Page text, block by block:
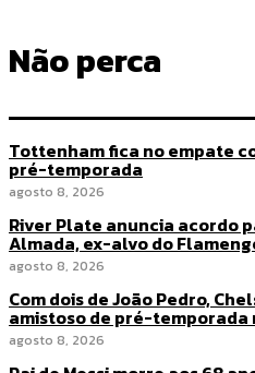
Não perca
Tottenham fica no empate
pré-temporada
agosto 8, 2026
River Plate anuncia acordo
Almada, ex-alvo do
agosto 8, 2026
Com dois de João Pedro,
amistoso de pré-temporada
agosto 8, 2026